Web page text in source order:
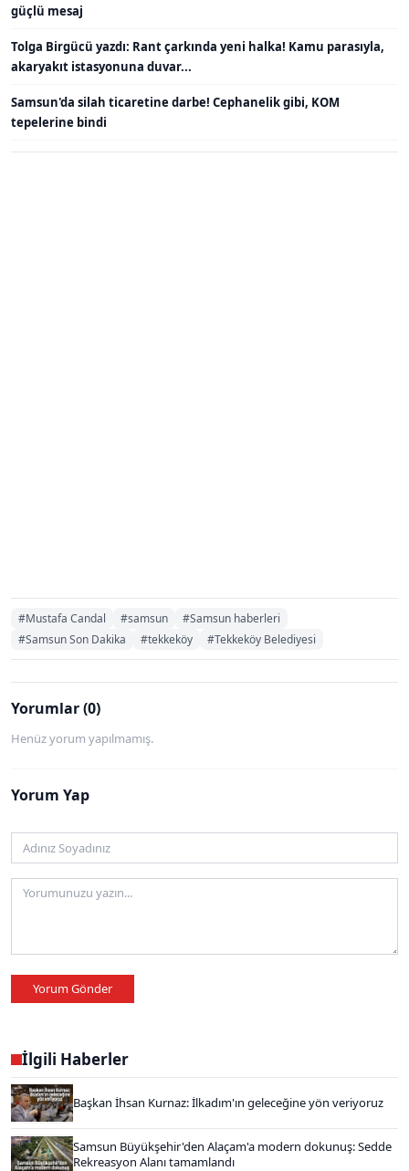
güçlü mesaj
Tolga Birgücü yazdı: Rant çarkında yeni halka! Kamu parasıyla,
akaryakıt istasyonuna duvar...
Samsun'da silah ticaretine darbe! Cephanelik gibi, KOM
tepelerine bindi
#Mustafa Candal #samsun
#Samsun haberleri
#Samsun Son Dakika
#tekkeköy #Tekkeköy Belediyesi
Yorumlar (0)
Henüz yorum yapılmamış.
Yorum Yap
Yorum Gönder
İlgili Haberler
Başkan İhsan Kurnaz: İlkadım'ın geleceğine yön veriyoruz
Samsun Büyükşehir'den Alaçam'a modern dokunuş: Sedde
Rekreasyon Alanı tamamlandı